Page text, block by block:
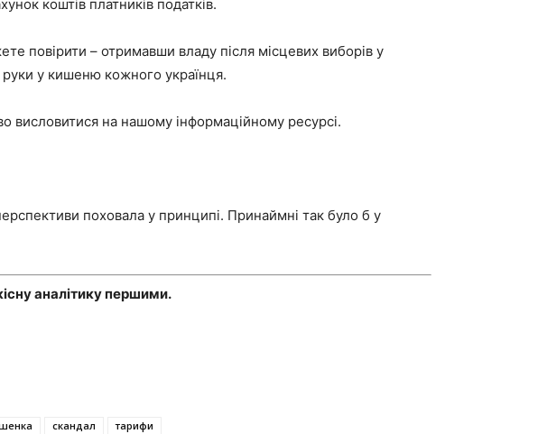
коштів платників податків.
повірити – отримавши владу після місцевих виборів у
руки у кишеню кожного українця.
висловитися на нашому інформаційному ресурсі.
поховала у принципі. Принаймні так було б у
аналітику першими.
скандал тарифи